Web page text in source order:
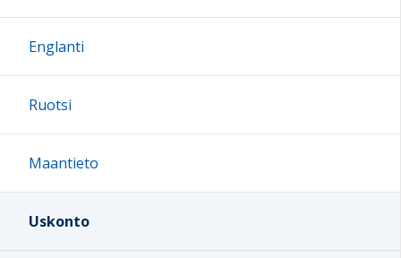
Englanti
Ruotsi
Maantieto
Uskonto